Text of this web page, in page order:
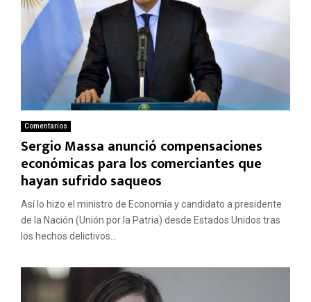
Comentarios
Sergio Massa anunció compensaciones
económicas para los comerciantes que
hayan sufrido saqueos
Así lo hizo el ministro de Economía y candidato a presidente
de la Nación (Unión por la Patria) desde Estados Unidos tras
los hechos delictivos...